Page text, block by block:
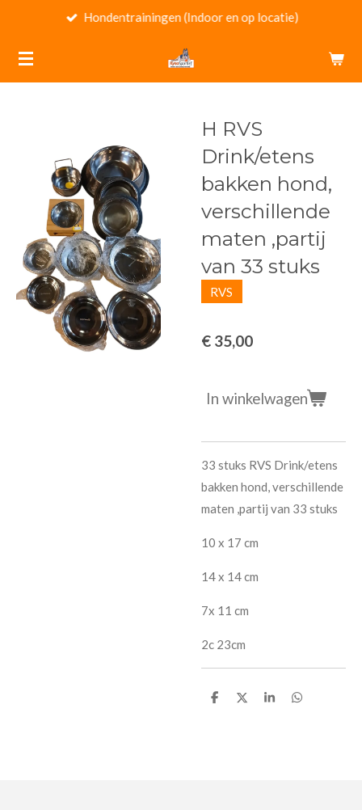
naar
de
Hondentrainingen (Indoor en op locatie)
H RVS
Drink/etens
bakken hond,
verschillende
maten ,partij
van 33 stuks
RVS
€ 35,00
In winkelwagen
33 stuks RVS Drink/etens
bakken hond, verschillende
maten ,partij van 33 stuks
10 x 17 cm
14 x 14 cm
7x 11 cm
2c 23cm
D
D
S
D